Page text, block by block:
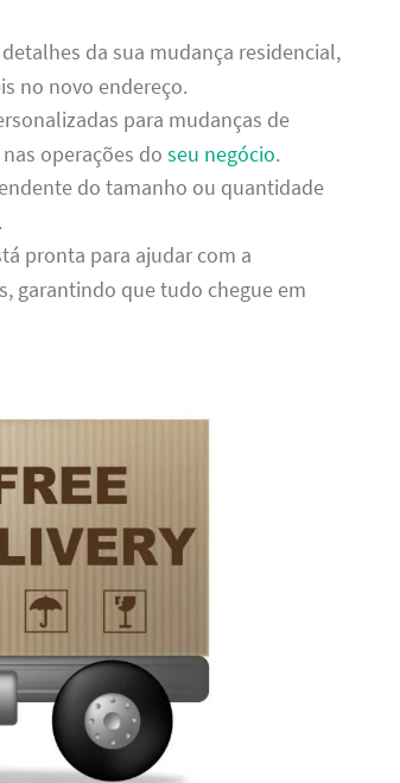
da sua mudança residencial,
no novo endereço.
para mudanças de
operações do seu negócio.
do tamanho ou quantidade
pronta para ajudar com a
garantindo que tudo chegue em